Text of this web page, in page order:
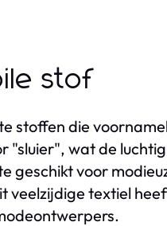
stof
stoffen die
"sluier", wat de
geschikt voor
textiel